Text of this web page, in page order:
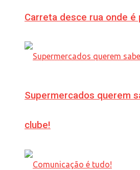
Carreta desce rua onde
Supermercados querem
clube!